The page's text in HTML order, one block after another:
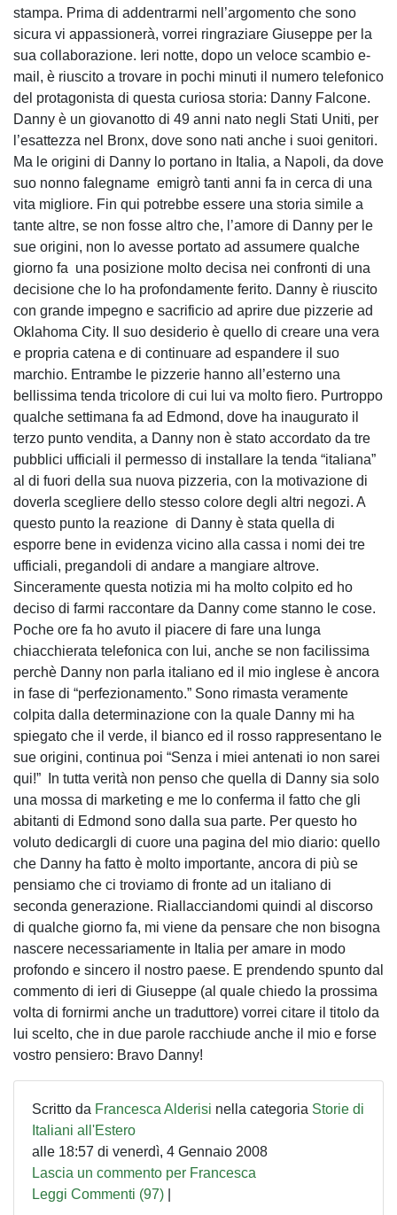
stampa. Prima di addentrarmi nell’argomento che sono
sicura vi appassionerà, vorrei ringraziare Giuseppe per la
sua collaborazione. Ieri notte, dopo un veloce scambio e-
mail, è riuscito a trovare in pochi minuti il numero telefonico
del protagonista di questa curiosa storia: Danny Falcone.
Danny è un giovanotto di 49 anni nato negli Stati Uniti, per
l’esattezza nel Bronx, dove sono nati anche i suoi genitori.
Ma le origini di Danny lo portano in Italia, a Napoli, da dove
suo nonno falegname emigrò tanti anni fa in cerca di una
vita migliore. Fin qui potrebbe essere una storia simile a
tante altre, se non fosse altro che, l’amore di Danny per le
sue origini, non lo avesse portato ad assumere qualche
giorno fa una posizione molto decisa nei confronti di una
decisione che lo ha profondamente ferito. Danny è riuscito
con grande impegno e sacrificio ad aprire due pizzerie ad
Oklahoma City. Il suo desiderio è quello di creare una vera
e propria catena e di continuare ad espandere il suo
marchio. Entrambe le pizzerie hanno all’esterno una
bellissima tenda tricolore di cui lui va molto fiero. Purtroppo
qualche settimana fa ad Edmond, dove ha inaugurato il
terzo punto vendita, a Danny non è stato accordato da tre
pubblici ufficiali il permesso di installare la tenda “italiana”
al di fuori della sua nuova pizzeria, con la motivazione di
doverla scegliere dello stesso colore degli altri negozi. A
questo punto la reazione di Danny è stata quella di
esporre bene in evidenza vicino alla cassa i nomi dei tre
ufficiali, pregandoli di andare a mangiare altrove.
Sinceramente questa notizia mi ha molto colpito ed ho
deciso di farmi raccontare da Danny come stanno le cose.
Poche ore fa ho avuto il piacere di fare una lunga
chiacchierata telefonica con lui, anche se non facilissima
perchè Danny non parla italiano ed il mio inglese è ancora
in fase di “perfezionamento.” Sono rimasta veramente
colpita dalla determinazione con la quale Danny mi ha
spiegato che il verde, il bianco ed il rosso rappresentano le
sue origini, continua poi “Senza i miei antenati io non sarei
qui!” In tutta verità non penso che quella di Danny sia solo
una mossa di marketing e me lo conferma il fatto che gli
abitanti di Edmond sono dalla sua parte. Per questo ho
voluto dedicargli di cuore una pagina del mio diario: quello
che Danny ha fatto è molto importante, ancora di più se
pensiamo che ci troviamo di fronte ad un italiano di
seconda generazione. Riallacciandomi quindi al discorso
di qualche giorno fa, mi viene da pensare che non bisogna
nascere necessariamente in Italia per amare in modo
profondo e sincero il nostro paese. E prendendo spunto dal
commento di ieri di Giuseppe (al quale chiedo la prossima
volta di fornirmi anche un traduttore) vorrei citare il titolo da
lui scelto, che in due parole racchiude anche il mio e forse
vostro pensiero: Bravo Danny!
Scritto da Francesca Alderisi nella categoria Storie di
Italiani all'Estero
alle 18:57 di venerdì, 4 Gennaio 2008
Lascia un commento per Francesca
Leggi Commenti (97)